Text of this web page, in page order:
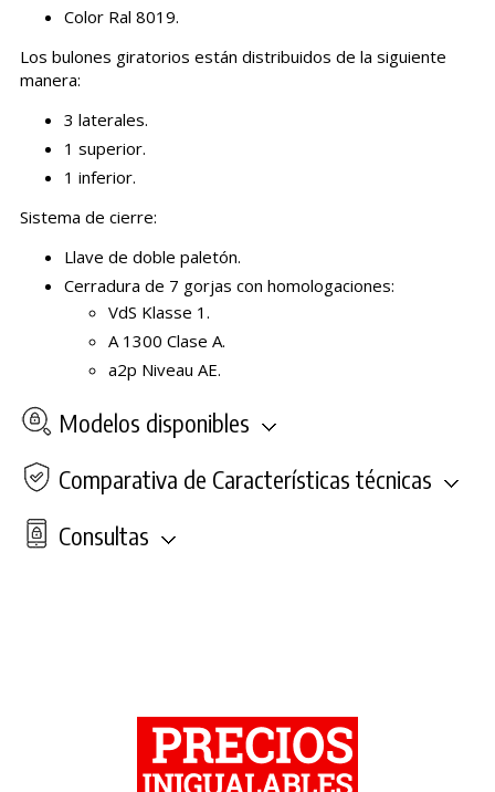
Color Ral 8019.
Los bulones giratorios están distribuidos de la siguiente
manera:
3 laterales.
1 superior.
1 inferior.
Sistema de cierre:
Llave de doble paletón.
Cerradura de 7 gorjas con homologaciones:
VdS Klasse 1.
A 1300 Clase A.
a2p Niveau AE.
Modelos disponibles
Comparativa de Características técnicas
Consultas